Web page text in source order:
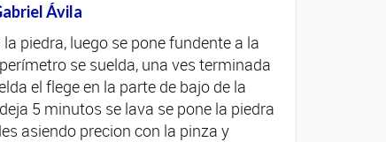
Ávila
piedra, luego se pone fundente a la
se suelda, una ves terminada
el flege en la parte de bajo de la
5 minutos se lava se pone la piedra
asiendo precion con la pinza y